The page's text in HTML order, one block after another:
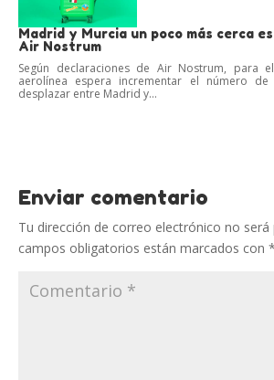
Madrid y Murcia un poco más cerca
Air Nostrum
Según declaraciones de Air Nostrum, para
aerolínea espera incrementar el número
desplazar entre Madrid y...
Enviar comentario
Tu dirección de correo electrónico no será
campos obligatorios están marcados con *